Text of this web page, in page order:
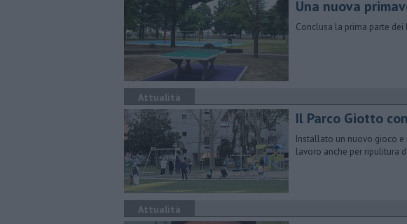
Una nuova
Conclusa la prima parte dei
Attualità
Il Parco Giotto
Installato un nuovo gioco e
lavoro anche per ripulitura
Attualità